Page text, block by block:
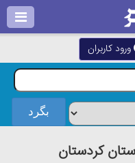
ورود کاربران
كردستان